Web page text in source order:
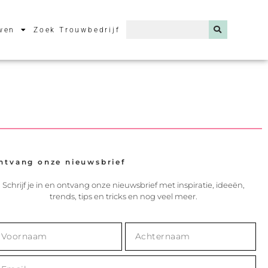
Zoek Trouwbedrijf
onze nieuwsbrief
Schrijf je in en ontvang onze nieuwsbrief met inspiratie, ideeën,
trends, tips en tricks en nog veel meer.